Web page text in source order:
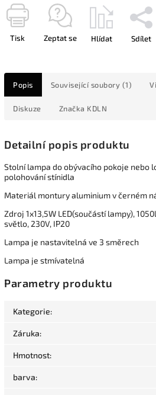
Tisk Zeptat se Hlídat Sdílet
Popis Související soubory (1)
Diskuze Značka KDLN
Detailní popis produktu
Stolní lampa do obývacího pokoje nebo
polohování stínidla
Materiál montury aluminium v černém
Zdroj 1x13,5W LED(součástí lampy),
světlo, 230V, IP20
Lampa je nastavitelná ve 3 směrech
Lampa je stmívatelná
Parametry produktu
Kategorie:
Záruka:
Hmotnost:
barva: